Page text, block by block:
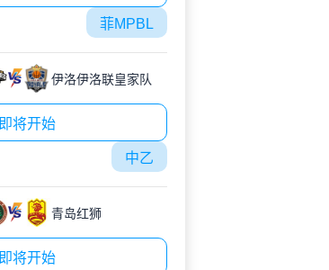
菲MPBL
伊洛伊洛联皇家队
即将开始
中乙
青岛红狮
即将开始